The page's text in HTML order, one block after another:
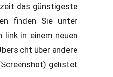
das günstigeste
finden Sie unter
link in einem neuen
über andere
Screenshot) gelistet